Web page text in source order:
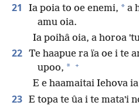
21 Ia poia to oe enemi, * a
amu oia.
Ia poihâ oia, a horoa
22 Te haapue ra ïa oe i te
upoo, * +
E e haamaitai Iehova
23 E topa te ûa i te mataˈi